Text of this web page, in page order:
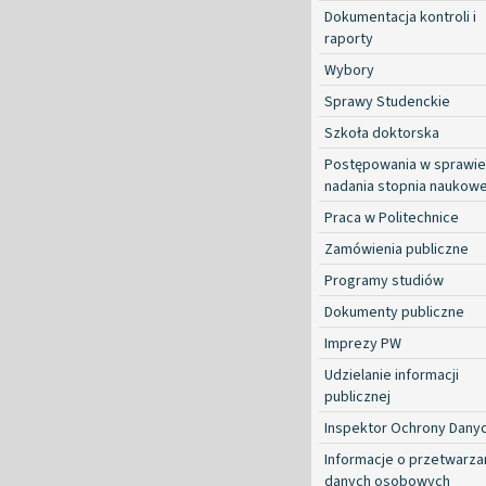
Dokumentacja kontroli i
raporty
Wybory
Sprawy Studenckie
Szkoła doktorska
Postępowania w sprawie
nadania stopnia
Praca w Politechnice
Zamówienia publiczne
Programy studiów
Dokumenty publiczne
Imprezy PW
Udzielanie informacji
publicznej
Inspektor Ochrony
Informacje o
danych osobowych